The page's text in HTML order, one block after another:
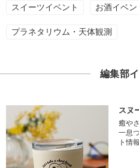
スイーツイベント お酒イベン
プラネタリウム・天体観測
編集部
スヌ
癒や
一息
ト情